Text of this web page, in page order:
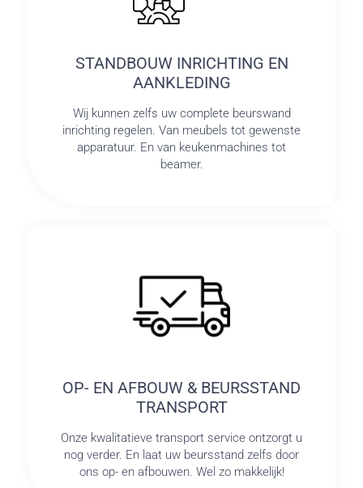
STANDBOUW INRICHTING EN
AANKLEDING
Wij kunnen zelfs uw complete beurswand
inrichting regelen. Van meubels tot gewenste
apparatuur. En van keukenmachines tot
beamer.
OP- EN AFBOUW & BEURSSTAND
TRANSPORT
Onze kwalitatieve transport service ontzorgt u
nog verder. En laat uw beursstand zelfs door
ons op- en afbouwen. Wel zo makkelijk!